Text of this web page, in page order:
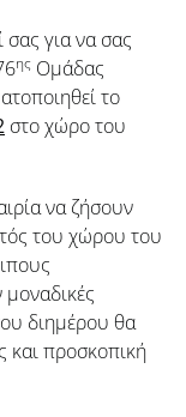
σας για να σας
ης Ομάδας
το
στο χώρο του
να ζήσουν
του χώρου του
διημέρου θα
και προσκοπική